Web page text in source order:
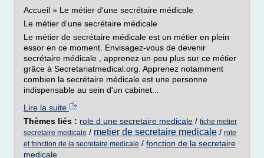
Accueil » Le métier d'une secrétaire médicale
Le métier d'une secrétaire médicale
Le métier de secrétaire médicale est un métier en plein
essor en ce moment. Envisagez-vous de devenir
secrétaire médicale , apprenez un peu plus sur ce métier
grâce à Secretariatmedical.org. Apprenez notamment
combien la secrétaire médicale est une personne
indispensable au sein d'un cabinet...
Lire la suite
Thèmes liés : role d une secretaire medicale / fiche metier
secretaire medicale / metier de secretaire medicale / role
et fonction de la secretaire medicale / fonction de la secretaire
medicale